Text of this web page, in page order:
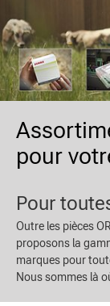
pour
Pour
Outre les pièces
proposons la
marques pour
Nous sommes là